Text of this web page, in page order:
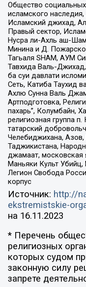
Общество
исламского
Исламский джихад,
Правый сектор,
Нусра ли-Ахль аш-
Минина и Д.
Тагьаля SHAM, АУМ
Тавхида Валь-
ба суи давлати
Сеть, Катиба Таухид
Ахлю Сунна Валь
Артподготовка,
пахарь”, Колумбайн,
религиозная группа
татарский
Челебиджихана,
Таджикистана,
джамаат, московская
Маньяки Культ
Легион Свобода
корпус
Источник: http://
ekstremistskie-
на 16.11.2023
* Перечень
религиозных
которых судом
законную силу
запрете